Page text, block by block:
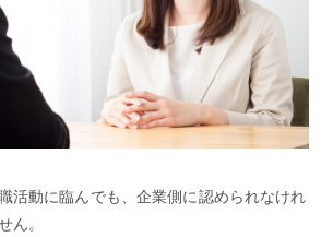
活動に臨んでも、企業側に認められなけれ
ん。